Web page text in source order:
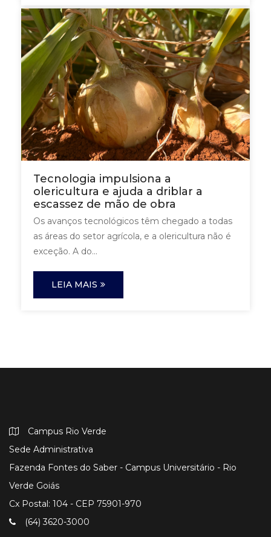
Tecnologia impulsiona a
olericultura e ajuda a driblar a
escassez de mão de obra
Os avanços tecnológicos têm chegado a todas
as áreas do setor agrícola, e a olericultura não é
exceção. A do...
LEIA MAIS
Campus Rio Verde
Sede Administrativa
Fazenda Fontes do Saber - Campus Universitário - Rio
Verde Goiás
Cx Postal: 104 - CEP 75901-970
(64) 3620-3000